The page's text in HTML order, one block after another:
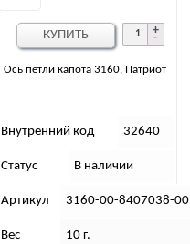
Ось петли капота 3160, Патриот
Внутренний код 32640
Статус В наличии
Артикул 3160-00-8407038-00
Вес 10 г.
КУПИТЬ